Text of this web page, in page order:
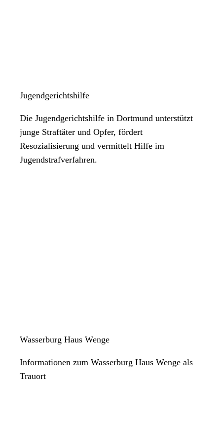
Jugendgerichtshilfe
Die Jugendgerichtshilfe in Dortmund unterstützt
junge Straftäter und Opfer, fördert
Resozialisierung und vermittelt Hilfe im
Jugendstrafverfahren.
Wasserburg Haus Wenge
Informationen zum Wasserburg Haus Wenge als
Trauort